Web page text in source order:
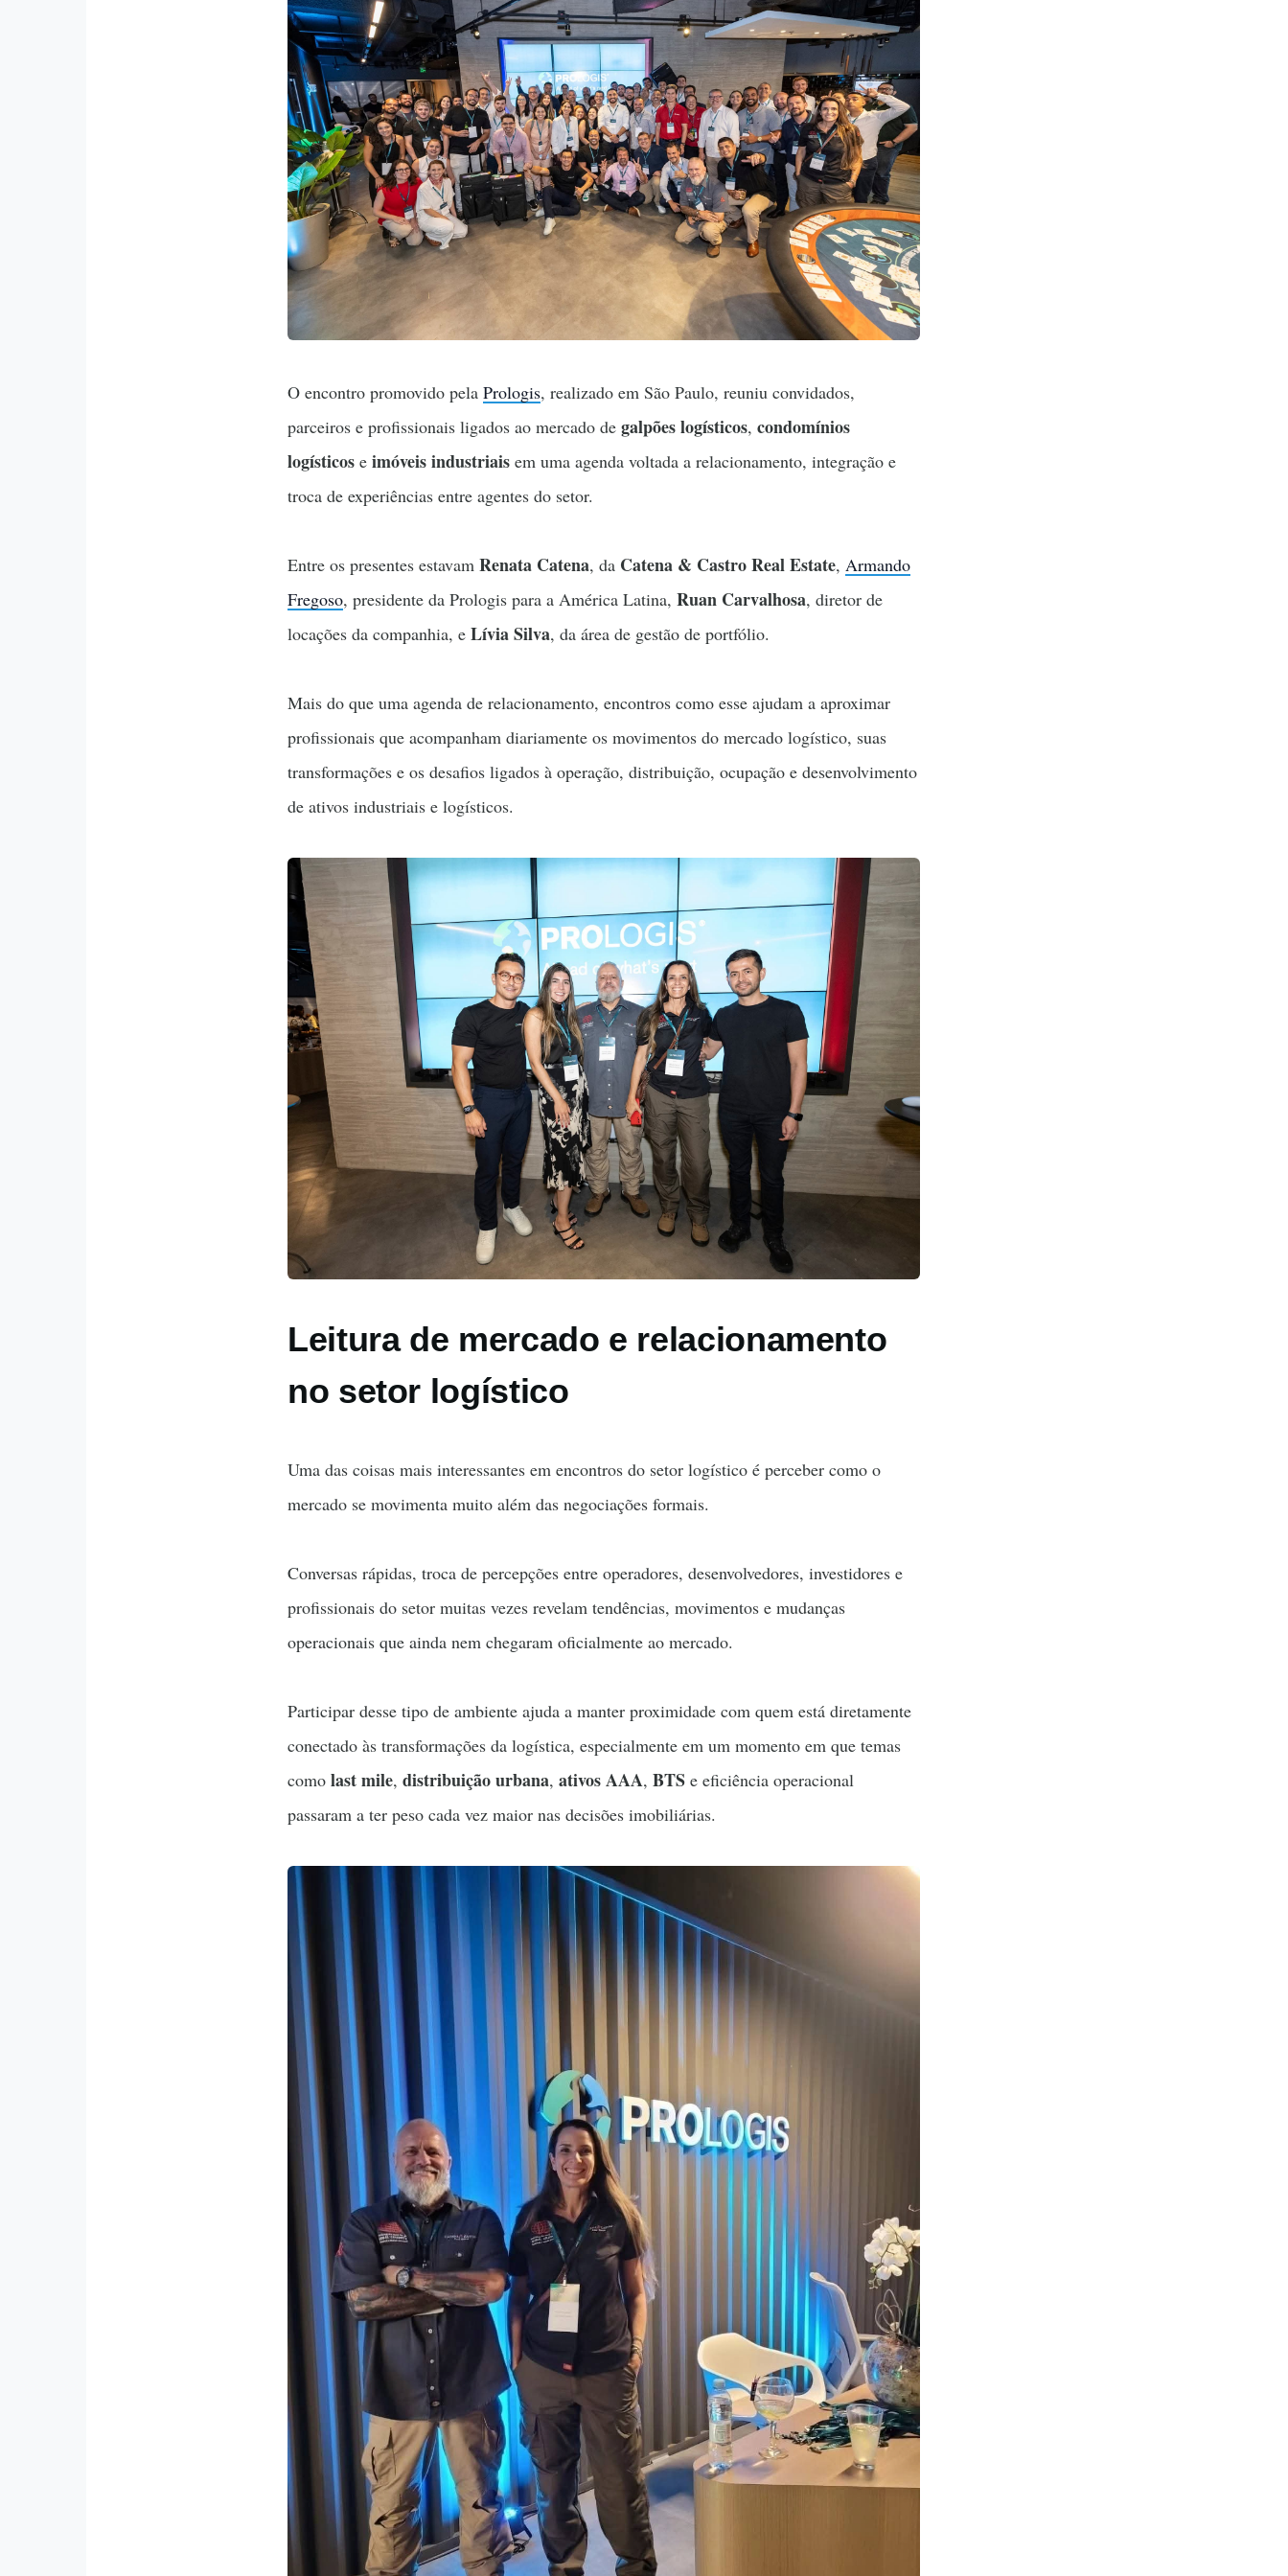
O encontro promovido pela Prologis, realizado em São Paulo, reuniu convidados,
parceiros e profissionais ligados ao mercado de galpões logísticos, condomínios
logísticos e imóveis industriais em uma agenda voltada a relacionamento, integração e
troca de experiências entre agentes do setor.
Entre os presentes estavam Renata Catena, da Catena & Castro Real Estate, Armando
Fregoso, presidente da Prologis para a América Latina, Ruan Carvalhosa, diretor de
locações da companhia, e Lívia Silva, da área de gestão de portfólio.
Mais do que uma agenda de relacionamento, encontros como esse ajudam a aproximar
profissionais que acompanham diariamente os movimentos do mercado logístico, suas
transformações e os desafios ligados à operação, distribuição, ocupação e desenvolvimento
de ativos industriais e logísticos.
Leitura de mercado e relacionamento
no setor logístico
Uma das coisas mais interessantes em encontros do setor logístico é perceber como o
mercado se movimenta muito além das negociações formais.
Conversas rápidas, troca de percepções entre operadores, desenvolvedores, investidores e
profissionais do setor muitas vezes revelam tendências, movimentos e mudanças
operacionais que ainda nem chegaram oficialmente ao mercado.
Participar desse tipo de ambiente ajuda a manter proximidade com quem está diretamente
conectado às transformações da logística, especialmente em um momento em que temas
como last mile, distribuição urbana, ativos AAA, BTS e eficiência operacional
passaram a ter peso cada vez maior nas decisões imobiliárias.